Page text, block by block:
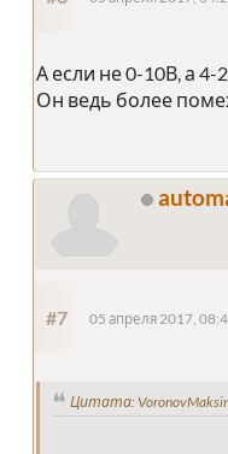
А если не 0-10В, а 4-
Он ведь более
#7 05 апреля 2017,
Цитата: